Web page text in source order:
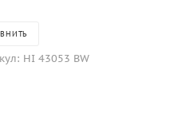
HI 43053 BW